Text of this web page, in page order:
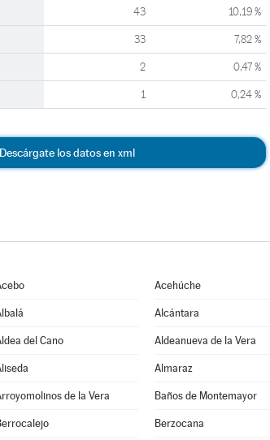
43 10,19 %
33 7,82 %
2 0,47 %
1 0,24 %
Descárgate los datos en xml
Acehúche
Alcántara
del Cano Aldeanueva de la Vera
Almaraz
de la Vera Baños de Montemayor
Berzocana